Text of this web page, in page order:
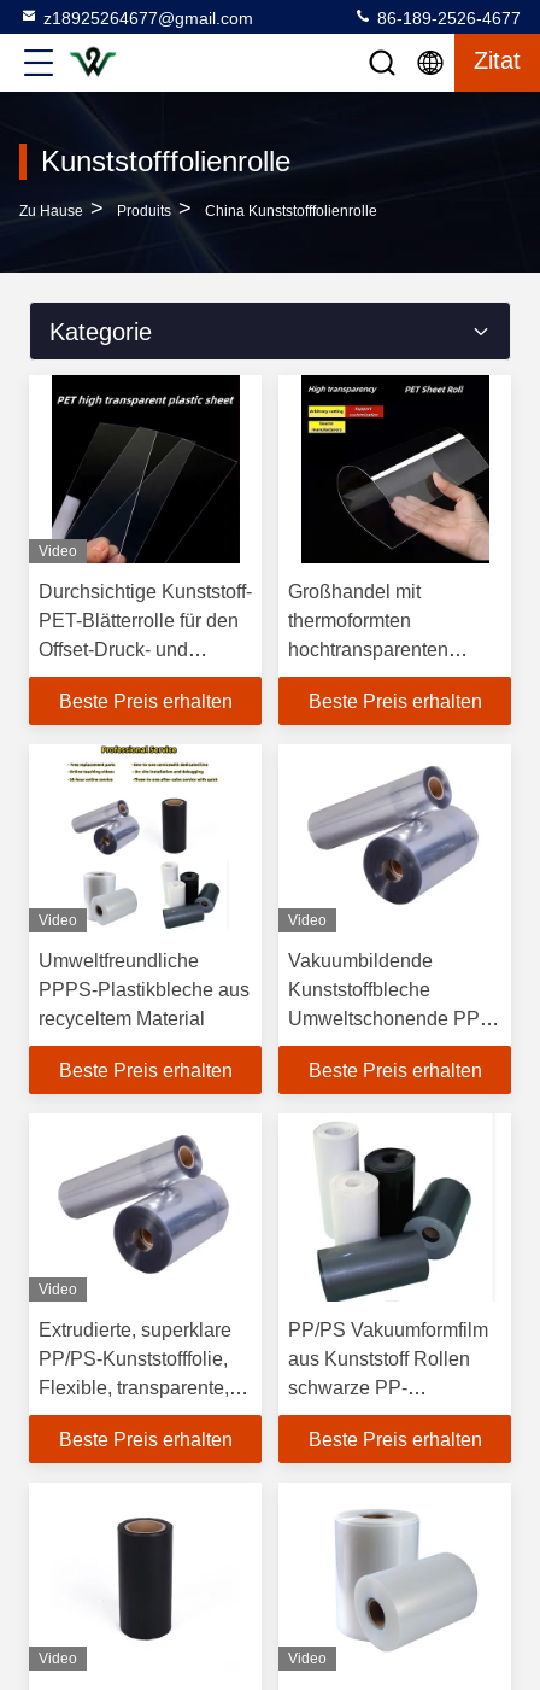
z18925264677@gmail.com 86-189-2526-4677
Zitat
Kunststofffolienrolle
Zu Hause > Produits > China Kunststofffolienrolle
Kategorie
Video
Durchsichtige Kunststoff-
PET-Blätterrolle für den
Offset-Druck- und
Formendienst für
Thermoforming
Beste Preis erhalten
Großhandel mit
thermoformten
hochtransparenten
Kunststoffblechen mit
anpassbaren
Beste Preis erhalten
Video
Umweltfreundliche
PPPS-Plastikbleche aus
recyceltem Material
Beste Preis erhalten
Video
Vakuumbildende
Kunststoffbleche
Umweltschonende PP-
Bedeckung
Beste Preis erhalten
Video
Extrudierte, superklare
PP/PS-Kunststofffolie,
Flexible, transparente,
weiche PP/PS-
Kunststofffolie
Beste Preis erhalten
PP/PS Vakuumformfilm
aus Kunststoff Rollen
schwarze PP-
Kunststofffolie
Beste Preis erhalten
Video Video